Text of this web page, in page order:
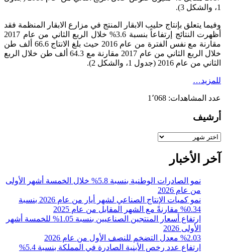
1، والشكل 3).
وفيما يتعلق بإنتاج حليب الابقار المنتج في مزارع الابقار المنظمة فقد
أظهرت النتائج إرتفاعاً بنسبة 3.6% خلال الربع الثاني من عام 2017
مقارنة مع نفس الفترة من عام 2016 حيث بلغ الانتاج 66.6 ألف طن
خلال الربع الثاني من عام 2017 مقارنة مع 64.3 ألف طن خلال الربع
الثاني من عام 2016 (جدول 1، والشكل 2).
للمزيد…
عدد المشاهدات: 1٬068
أرشيف
أرشيف
آخر الأخبار
نمو الصادرات الوطنية بنسبة 5.8% خلال الخمسة أشهر الأولى
من عام 2026
نمو كميات الإنتاج الصناعي لشهر أيار من عام 2026 بنسبة
0.34% مقارنةً مع الشهر المقابل من عام 2025
ارتفاع أسعار المنتجين الصناعيين بنسبة 1.05% للخمسة أشهر
الأولى 2026
%2.03 معدل التضخم للنصف الأول من عام 2026
ارتفاع عدد رخص الأبنية الصادرة في المملكة بنسبة 5.4%